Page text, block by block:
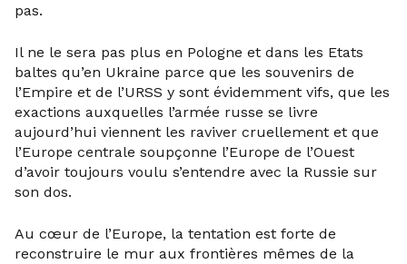
pas.
Il ne le sera pas plus en Pologne et dans les Etats
baltes qu’en Ukraine parce que les souvenirs de
l’Empire et de l’URSS y sont évidemment vifs, que les
exactions auxquelles l’armée russe se livre
aujourd’hui viennent les raviver cruellement et que
l’Europe centrale soupçonne l’Europe de l’Ouest
d’avoir toujours voulu s’entendre avec la Russie sur
son dos.
Au cœur de l’Europe, la tentation est forte de
reconstruire le mur aux frontières mêmes de la